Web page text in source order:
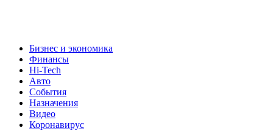
Бизнес и экономика
Финансы
Hi-Tech
Авто
События
Назначения
Видео
Коронавирус